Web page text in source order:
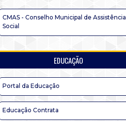
CMAS - Conselho Municipal de Assistência
Social
EDUCAÇÃO
Portal da Educação
Educação Contrata